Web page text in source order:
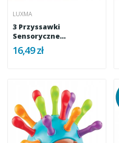
LUXMA
3 Przyssawki
Sensoryczne
Grzechotka Spinner
ME-042
16,49 zł